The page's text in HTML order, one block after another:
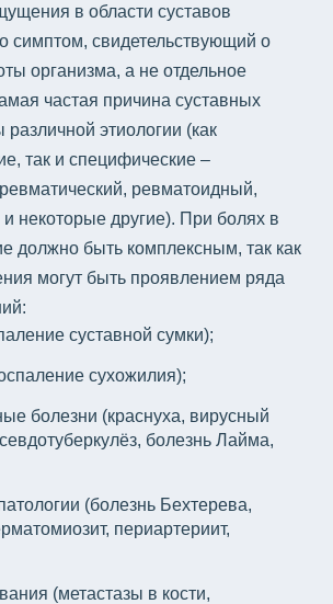
в области суставов
симптом, свидетельствующий о
организма, а не отдельное
частая причина суставных
этиологии (как
так и специфические –
ревматоидный,
и некоторые другие). При болях в
должно быть комплексным, так как
могут быть проявлением ряда
суставной сумки);
сухожилия);
болезни (краснуха, вирусный
болезнь Лайма,
(болезнь Бехтерева,
периартериит,
(метастазы в кости,